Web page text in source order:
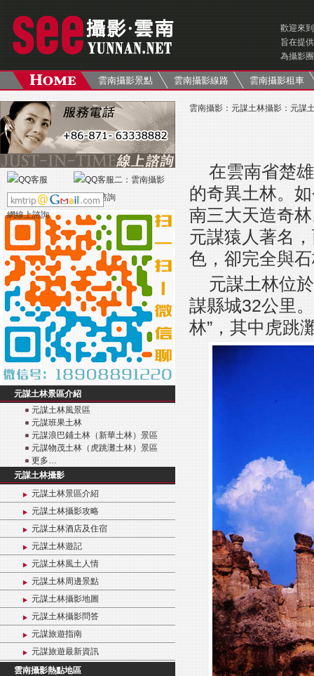
歡迎來
旨在提供
為攝影
雲南攝影景點 雲南攝影線路 雲南攝影租車
元謀土林景區介紹
元謀土林風景區
元謀班果土林
元謀浪巴鋪土林（新華土林）景區
元謀物茂土林（虎跳灘土林）景區
更多…
元謀土林攝影
元謀土林景區介紹
元謀土林攝影攻略
元謀土林酒店及住宿
元謀土林遊記
元謀土林風土人情
元謀土林周邊景點
元謀土林攝影地圖
元謀土林攝影問答
元謀旅遊指南
元謀旅遊最新資訊
雲南攝影熱點地區
雲南攝影 ： 元謀土林攝影 ： 元謀
在雲南省楚
的奇異土林。
南三大天造奇
元謀猿人著名
色，卻完全與
元謀土林位
謀縣城32公里
林”，其中虎跳